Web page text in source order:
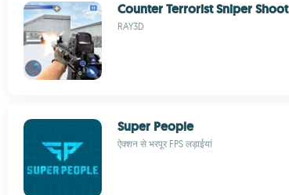
Counter Terrorist Sniper Shoot
RAY3D
Super People
ऐक्शन से भरपूर FPS लड़ाईयां